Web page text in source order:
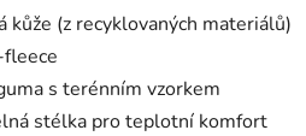
kůže (z recyklovaných materiálů)
s terénním vzorkem
stélka pro teplotní komfort